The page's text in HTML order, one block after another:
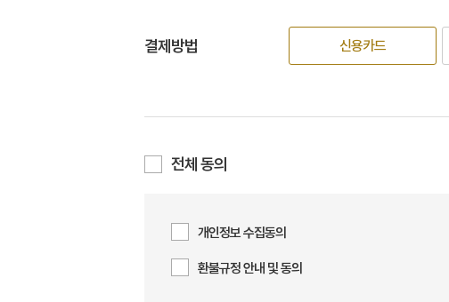
결제방법 신용카드
전체 동의
개인정보 수집동의
환불규정 안내 및 동의